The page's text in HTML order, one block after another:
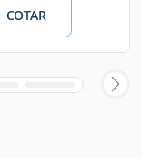
COTAR